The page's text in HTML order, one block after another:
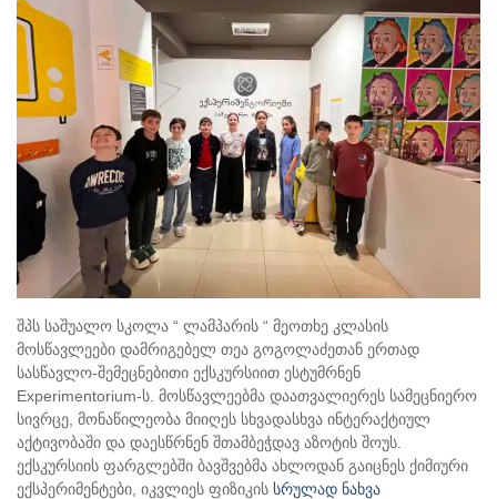
შპს საშუალო სკოლა “ ლამპარის “ მეოთხე კლასის
მოსწავლეები დამრიგებელ თეა გოგოლაძეთან ერთად
სასწავლო-შემეცნებითი ექსკურსიით ესტუმრნენ
Experimentorium-ს. მოსწავლეებმა დაათვალიერეს სამეცნიერო
სივრცე, მონაწილეობა მიიღეს სხვადასხვა ინტერაქტიულ
აქტივობაში და დაესწრნენ შთამბეჭდავ აზოტის შოუს.
ექსკურსიის ფარგლებში ბავშვებმა ახლოდან გაიცნეს ქიმიური
ექსპერიმენტები, იკვლიეს ფიზიკის სრულად ნახვა